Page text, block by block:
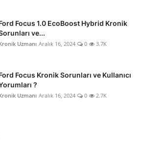
Focus 1.0 EcoBoost Hybrid Kronik
ve...
Uzmanı Aralık 16, 2024 0 3.7K
Focus Kronik Sorunları ve Kullanıcı
?
Uzmanı Aralık 16, 2024 0 2.7K